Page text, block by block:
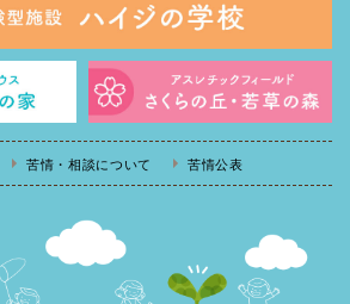
苦情・相談について 苦情公表